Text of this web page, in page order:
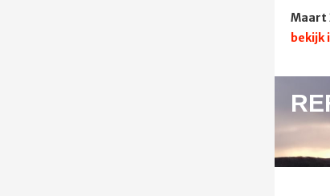
Maart
bekijk